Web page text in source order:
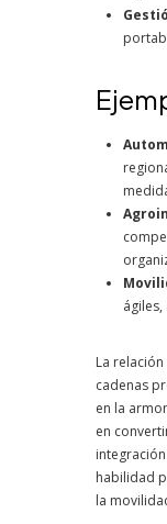
La
cadenas
en la
en
habilidad
la